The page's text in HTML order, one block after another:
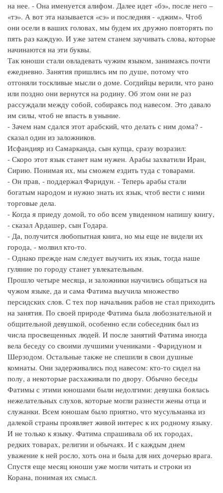
на нее. - Она именуется алифом. Далее идет «бэ», после него –
«тэ». А вот эта называется «сэ» и последняя - «джим». Чтоб
они осели в ваших головах, мы будем их дружно повторять по
пять раз каждую. И уже затем станем заучивать слова, которые
начинаются на эти буквы.
Так юноши стали овладевать чужим языком, занимаясь почти
ежедневно. Занятия пришлись им по душе, потому что
отгоняли тоскливые мысли о доме. Согдийцы верили, что рано
или поздно они вернутся на родину. Об этом они не раз
рассуждали между собой, собираясь под навесом. Это давало
им силы, чтоб не впасть в уныние.
- Зачем нам сдался этот арабский, что делать с ним дома? -
сказал один из заложников.
Исфандияр из Самарканда, сын купца, сразу возразил:
- Скоро этот язык станет нам нужен. Арабы захватили Иран,
Сирию. Понимая их, мы сможем ездить туда с товарами.
- Он прав, - поддержал Фаридун. - Теперь арабы стали
богатым народом и нужно знать их язык, чтоб вести с ними
торговые дела.
- Когда я приеду домой, то обо всем увиденном напишу книгу,
- сказал Ардашер, сын Годара.
- Да, получится любопытная книга, но мы еще не видели их
города, - молвил кто-то.
- Однако прежде нам следует выучить их язык, тогда наше
гуляние по городу станет увлекательным.
Прошло четыре месяца, и заложники научились общаться на
чужом языке, да и сама Фатима выучила множество
персидских слов. С тех пор начальник рабов не стал приходить
на занятия. По своей природе Фатима была любознательной и
общительной девушкой, особенно если собеседник был из
числа просвещенных людей. И после занятий Фатима иногда
вела беседу со своими лучшими учениками - Фаридуном и
Шерзодом. Остальные также не спешили в свои душные
комнаты. Они задерживались под навесом: кто-то сидел на
полу, а некоторые расхаживали по двору. Обычно беседы
Фатимы с этими юношами были недолгими: девушка боялась
нежелательных слухов, которые могли разнести жены отца и
служанки. Всем юношам было приятно, что мусульманка из
далекой страны проявляет живой интерес к их родному языку.
И не только к языку. Фатима спрашивала об их городах,
редких товарах, религии и обычаях. И с каждым днем
уважение к ней росло, хоть она и была для них дочерью врага.
Спустя еще месяц юноши уже могли читать и строки из
Корана, понимая их смысл.